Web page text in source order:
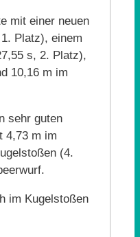
mit einer neuen
Platz), einem
s, 2. Platz),
10,16 m im
sehr guten
4,73 m im
(4.
im Kugelstoßen